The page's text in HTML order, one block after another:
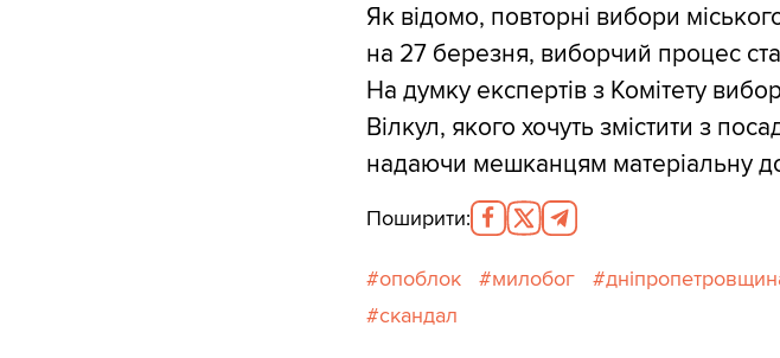
Як відомо, повторні вибори
на 27 березня, виборчий процес
На думку експертів з Комітету
Вілкул, якого хочуть змістити з
надаючи мешканцям матеріальну
Поширити:
опоблок милобог
скандал